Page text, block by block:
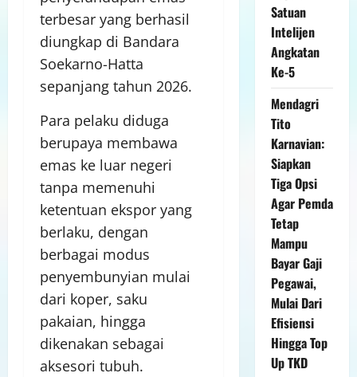
terbesar yang berhasil
diungkap di Bandara
Soekarno-Hatta
sepanjang tahun 2026.
Para pelaku diduga
berupaya membawa
emas ke luar negeri
tanpa memenuhi
ketentuan ekspor yang
berlaku, dengan
berbagai modus
penyembunyian mulai
dari koper, saku
pakaian, hingga
dikenakan sebagai
aksesori tubuh.
Satuan
Intelijen
Angkatan
Ke-5
Mendagri
Tito
Karnavian:
Siapkan
Tiga Opsi
Agar Pemda
Tetap
Mampu
Bayar Gaji
Pegawai,
Mulai Dari
Efisiensi
Hingga Top
Up TKD